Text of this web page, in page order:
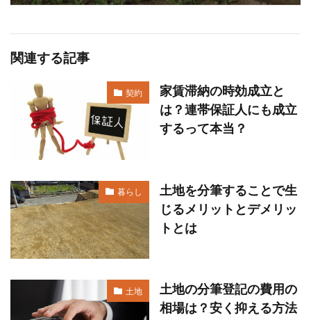
関連する記事
契約
家賃滞納の時効成立と
は？連帯保証人にも成立
するって本当？
暮らし
土地を分筆することで生
じるメリットとデメリッ
トとは
土地
土地の分筆登記の費用の
相場は？安く抑える方法